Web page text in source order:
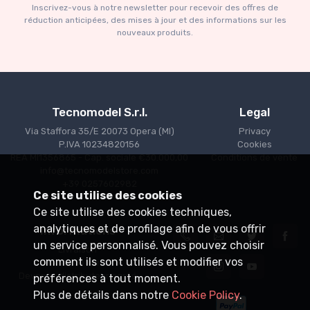
€227.05 €239.00
Inscrivez-vous à notre newsletter pour recevoir des offres de
réduction anticipées, des mises à jour et des informations sur les
nouveaux produits.
Tecnomodel S.r.l.
Via Staffora 35/E 20073 Opera (MI)
P.IVA 10234820156
REA MI1356865 - Cap. sociale €30.000,00
Legal
Privacy
Cookies
Conditions de vente
Informations
Livraison
Points de vente
Devenez distributeur agréé
Ce site utilise des cookies
Ce site utilise des cookies techniques,
analytiques et de profilage afin de vous offrir
un service personnalisé. Vous pouvez choisir
comment ils sont utilisés et modifier vos
préférences à tout moment.
Plus de détails dans notre Cookie Policy.